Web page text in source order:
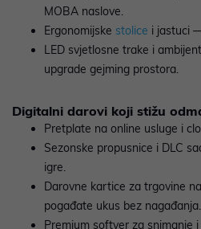
MOBA naslove.
Ergonomijske stolice i jastuci
LED svjetlosne trake i
upgrade gejming prostora.
Digitalni darovi koji stižu
Pretplate na online usluge i
Sezonske propusnice i DLC
igre.
Darovne kartice za trgovine
pogađate ukus bez nagađanja.
Premium softver za snimanje